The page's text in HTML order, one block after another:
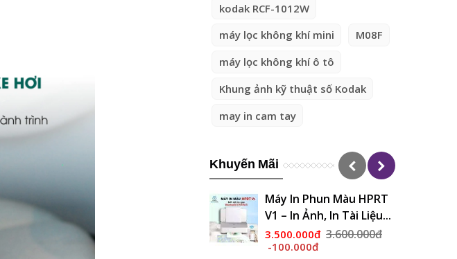
kodak RCF-1012W
máy lọc không khí mini
M08F
máy lọc không khí ô tô
Khung ảnh kỹ thuật số Kodak
may in cam tay
Khuyến Mãi
Máy In Phun Màu HPRT
3.500.000đ
-100.000đ
Nhãn In AZe-261 [36mm
X 8m, Chữ Đen Trên
Nền...
150.000đ